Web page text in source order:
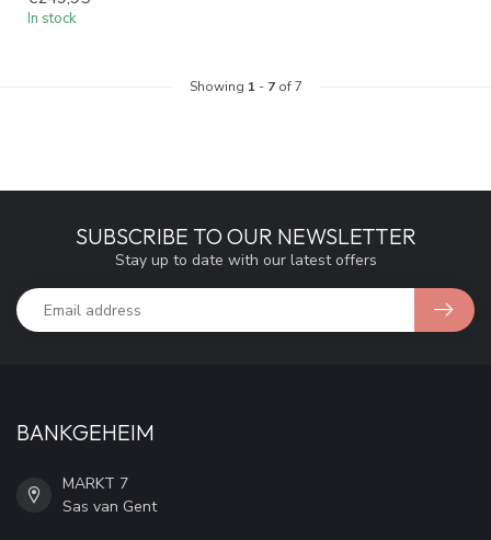
In stock
Showing 1 - 7of 7
SUBSCRIBE TO OUR NEWSLETTER
Stay up to date with our latest offers
BANKGEHEIM
MARKT 7
Sas van Gent